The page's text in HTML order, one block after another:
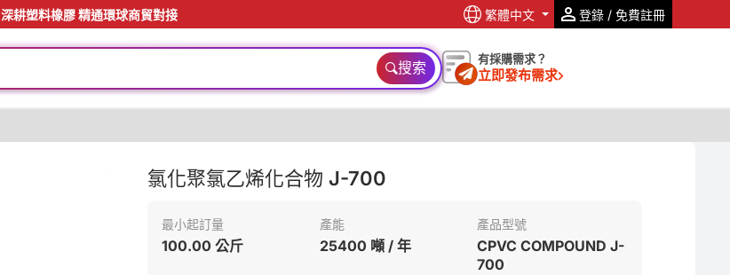
深耕塑料橡膠 精通環球商貿對接 繁體中文 登錄 / 免費註冊
搜索 有採購需求？
立即發布需求
氯化聚氯乙烯化合物 J-700
最小起訂量
100.00 公斤
產能
25400 噸 / 年
產品型號
CPVC COMPOUND J-
700